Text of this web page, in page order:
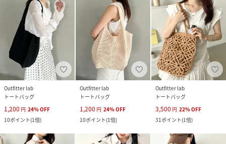
Outfitter lab
トートバッグ
1,200 円 24%OFF
10ポイント(1倍)
Outfitter lab
トートバッグ
1,200 円 24%OFF
10ポイント(1倍)
Outfitter lab
トートバッグ
3,500 円 22%OFF
31ポイント(1倍)